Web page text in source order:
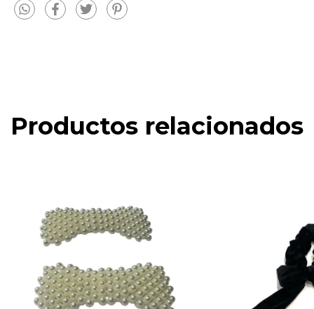
Productos relacionados